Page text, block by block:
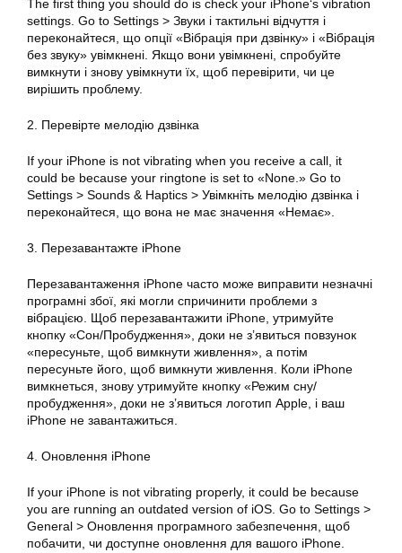
The first thing you should do is check your iPhone‘s vibration
settings. Go to Settings > Звуки і тактильні відчуття і
переконайтеся, що опції «Вібрація при дзвінку» і «Вібрація
без звуку» увімкнені. Якщо вони увімкнені, спробуйте
вимкнути і знову увімкнути їх, щоб перевірити, чи це
вирішить проблему.
2. Перевірте мелодію дзвінка
If your iPhone is not vibrating when you receive a call, it
could be because your ringtone is set to «None.» Go to
Settings > Sounds & Haptics > Увімкніть мелодію дзвінка і
переконайтеся, що вона не має значення «Немає».
3. Перезавантажте iPhone
Перезавантаження iPhone часто може виправити незначні
програмні збої, які могли спричинити проблеми з
вібрацією. Щоб перезавантажити iPhone, утримуйте
кнопку «Сон/Пробудження», доки не з’явиться повзунок
«пересуньте, щоб вимкнути живлення», а потім
пересуньте його, щоб вимкнути живлення. Коли iPhone
вимкнеться, знову утримуйте кнопку «Режим сну/
пробудження», доки не з’явиться логотип Apple, і ваш
iPhone не завантажиться.
4. Оновлення iPhone
If your iPhone is not vibrating properly, it could be because
you are running an outdated version of iOS. Go to Settings >
General > Оновлення програмного забезпечення, щоб
побачити, чи доступне оновлення для вашого iPhone.